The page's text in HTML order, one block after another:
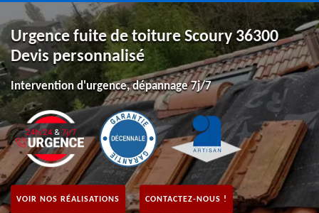
Urgence fuite de toiture Scoury 36300
Devis personnalisé
Intervention d'urgence, dépannage 7j/7
VOIR NOS RÉALISATIONS CONTACTEZ-NOUS !